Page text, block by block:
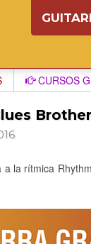
CURSOS
la rítmica